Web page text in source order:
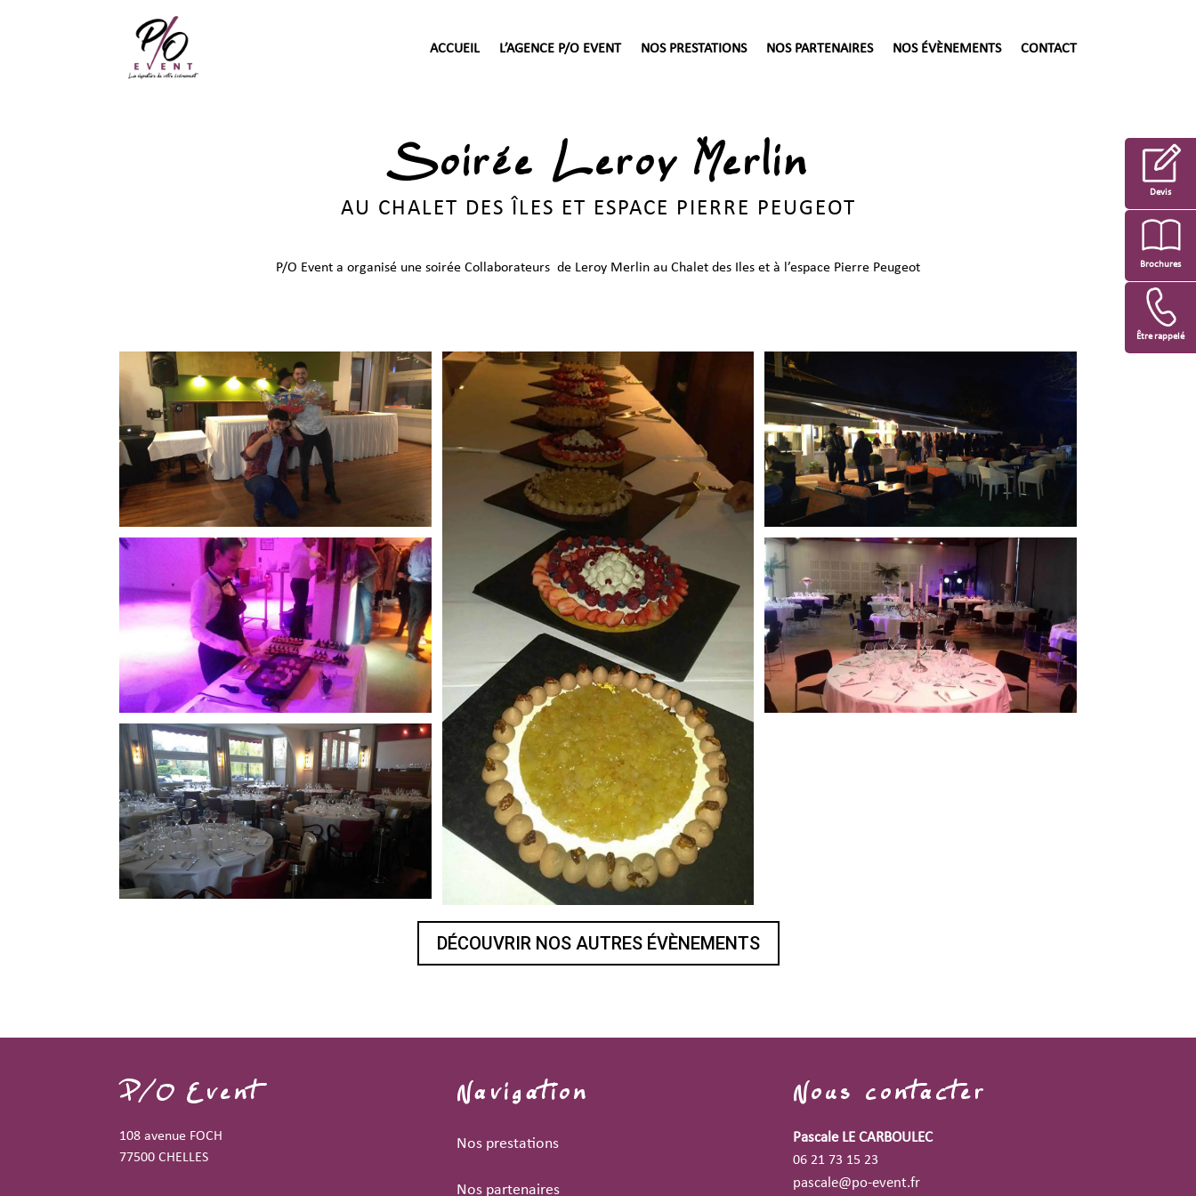
ACCUEIL L’AGENCE P/O EVENT NOS PRESTATIONS NOS PARTENAIRES NOS ÉVÈNEMENTS CONTACT
Soirée Leroy Merlin
AU CHALET DES ÎLES ET ESPACE PIERRE PEUGEOT
P/O Event a organisé une soirée Collaborateurs de Leroy Merlin au Chalet des Iles et à l’espace Pierre Peugeot
DÉCOUVRIR NOS AUTRES ÉVÈNEMENTS
P/O Event
108 avenue FOCH
77500 CHELLES
Navigation
Nos prestations
Nos partenaires
Nous contacter
Pascale LE CARBOULEC
06 21 73 15 23
pascale@po-event.fr
Brochures
Devis
Être rappelé